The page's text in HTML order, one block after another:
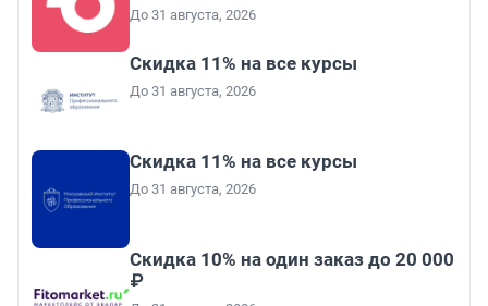
До 31 августа, 2026
Скидка 11% на все курсы
До 31 августа, 2026
Скидка 11% на все курсы
До 31 августа, 2026
Скидка 10% на один заказ до 20 000
₽